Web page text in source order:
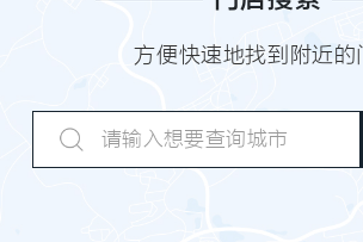
方便快速地找到附近的